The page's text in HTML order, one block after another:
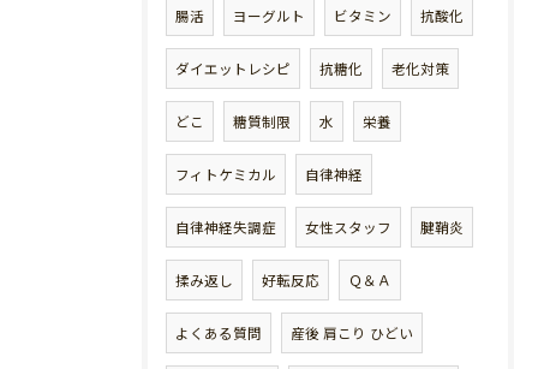
腸活 ヨーグルト ビタミン 抗酸化
ダイエットレシピ 抗糖化 老化対策
どこ 糖質制限 水 栄養
フィトケミカル 自律神経
自律神経失調症 女性スタッフ 腱鞘炎
揉み返し 好転反応 Ｑ＆Ａ
よくある質問 産後 肩こり ひどい